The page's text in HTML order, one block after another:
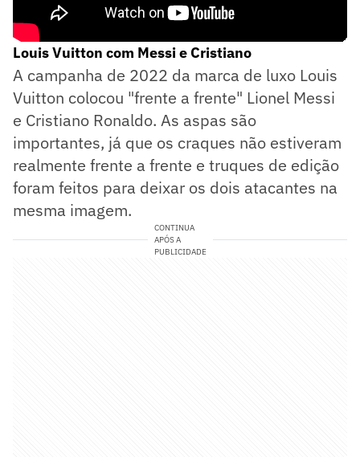
Louis Vuitton com Messi e Cristiano
A campanha de 2022 da marca de luxo Louis
Vuitton colocou "frente a frente" Lionel Messi
e Cristiano Ronaldo. As aspas são
importantes, já que os craques não estiveram
realmente frente a frente e truques de edição
foram feitos para deixar os dois atacantes na
mesma imagem.
CONTINUA
APÓS A
PUBLICIDADE